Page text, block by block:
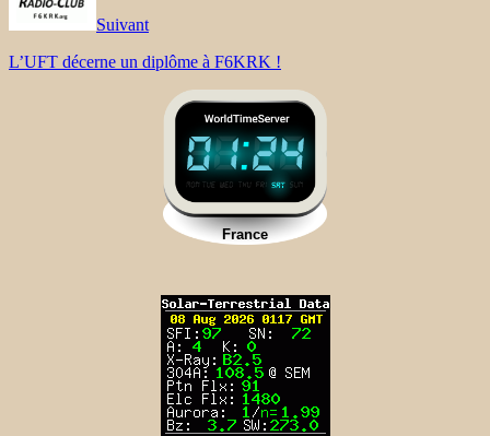
Suivant
L’UFT décerne un diplôme à F6KRK !